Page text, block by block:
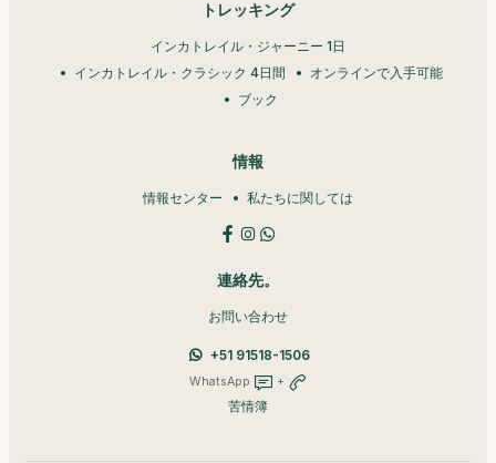
トレッキング
インカトレイル・ジャーニー 1日
インカトレイル・クラシック 4日間
オンラインで入手可能
ブック
情報
情報センター 私たちに関しては
連絡先。
お問い合わせ
+51 91518-1506
WhatsApp +
苦情簿